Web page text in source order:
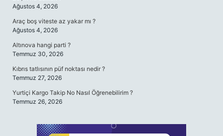
Ağustos 4, 2026
Araç boş viteste az yakar mı ?
Ağustos 4, 2026
Altınova hangi parti ?
Temmuz 30, 2026
Kıbrıs tatlısının püf noktası nedir ?
Temmuz 27, 2026
Yurtiçi Kargo Takip No Nasıl Öğrenebilirim ?
Temmuz 26, 2026